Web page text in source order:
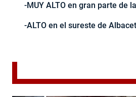
-MUY ALTO en gran parte de
-ALTO en el sureste de